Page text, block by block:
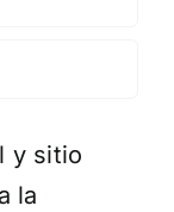
y sitio
la